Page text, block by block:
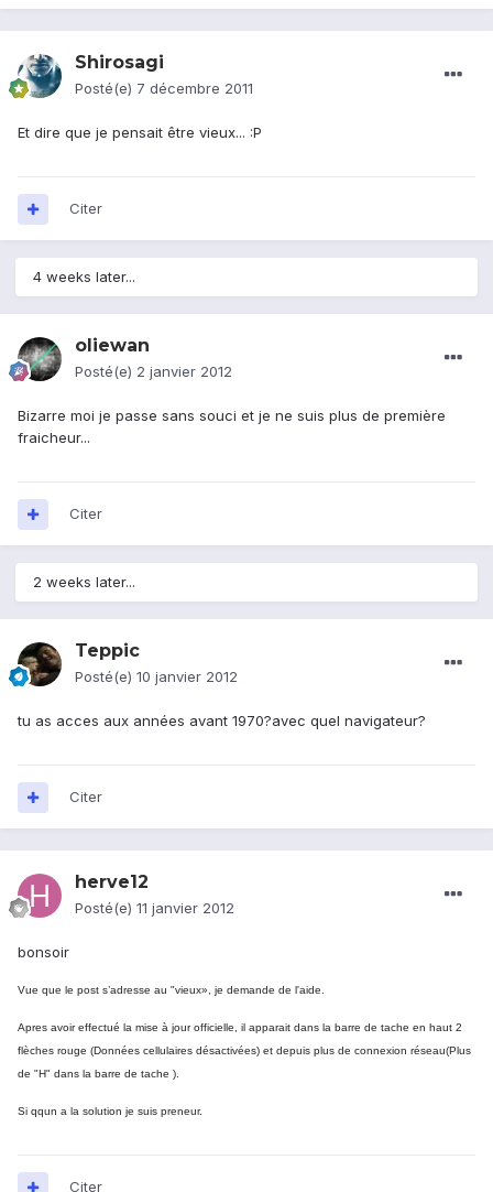
Shirosagi
Posté(e) 7 décembre 2011
Et dire que je pensait être vieux... :P
Citer
4 weeks later...
oliewan
Posté(e) 2 janvier 2012
Bizarre moi je passe sans souci et je ne suis plus de première
fraicheur...
Citer
2 weeks later...
Teppic
Posté(e) 10 janvier 2012
tu as acces aux années avant 1970?avec quel navigateur?
Citer
herve12
Posté(e) 11 janvier 2012
bonsoir
Vue que le post s’adresse au "vieux», je demande de l'aide.
Apres avoir effectué la mise à jour officielle, il apparait dans la barre de tache en haut 2
flèches rouge (Données cellulaires désactivées) et depuis plus de connexion réseau(Plus
de "H" dans la barre de tache ).
Si qqun a la solution je suis preneur.
Citer